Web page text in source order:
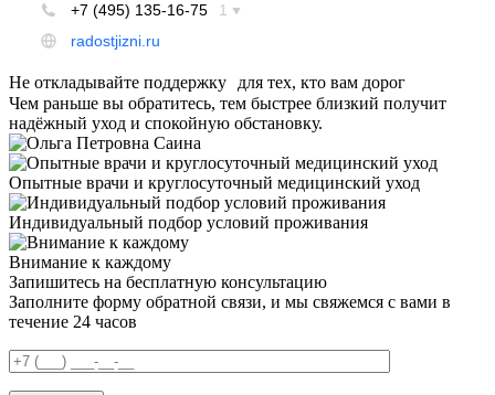
Не откладывайте поддержку для тех, кто вам дорог
Чем раньше вы обратитесь, тем быстрее близкий получит
надёжный уход и спокойную обстановку.
Опытные врачи и круглосуточный медицинский уход
Индивидуальный подбор условий проживания
Внимание к каждому
Запишитесь на бесплатную консультацию
Заполните форму обратной связи, и мы свяжемся с вами в
течение 24 часов